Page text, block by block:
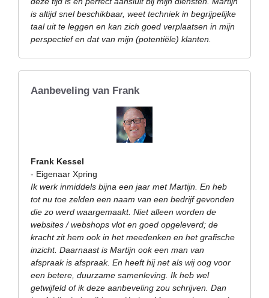
is altijd snel beschikbaar, weet techniek in begrijpelijke
taal uit te leggen en kan zich goed verplaatsen in mijn
perspectief en dat van mijn (potentiële) klanten.
Aanbeveling van Frank
Frank Kessel
- Eigenaar Xpring
Ik werk inmiddels bijna een jaar met Martijn. En heb
tot nu toe zelden een naam van een bedrijf gevonden
die zo werd waargemaakt. Niet alleen worden de
websites / webshops vlot en goed opgeleverd; de
kracht zit hem ook in het meedenken en het grafische
inzicht. Daarnaast is Martijn ook een man van
afspraak is afspraak. En heeft hij net als wij oog voor
een betere, duurzame samenleving. Ik heb wel
getwijfeld of ik deze aanbeveling zou schrijven. Dan